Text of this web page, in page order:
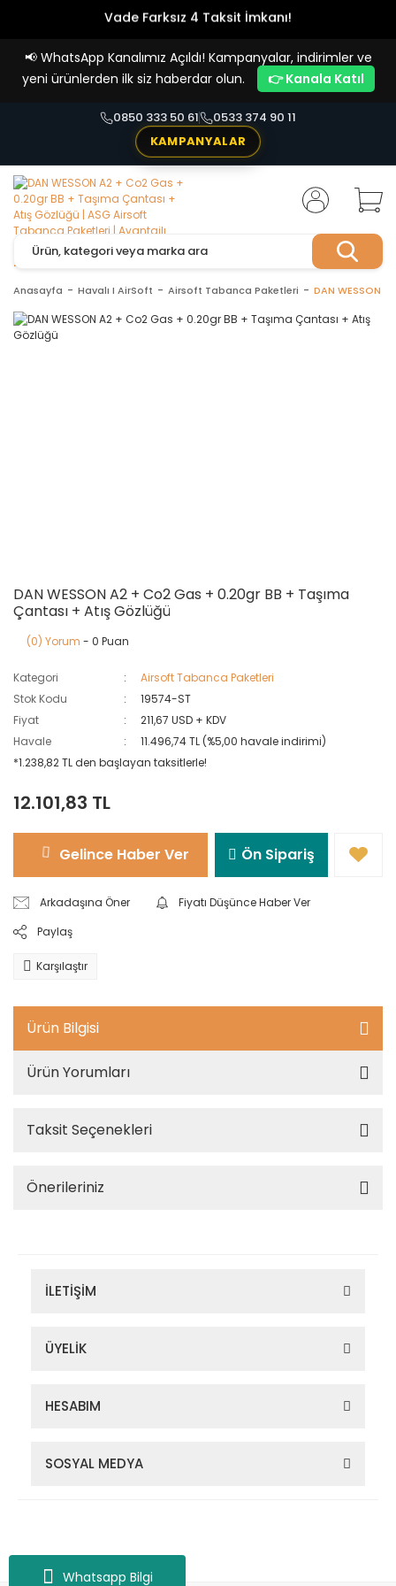
Whatsapp Bilgi
Vade Farksız 4 Taksit İmkanı!
📢 WhatsApp Kanalımız Açıldı! Kampanyalar, indirimler ve
yeni ürünlerden ilk siz haberdar olun.
👉 Kanala Katıl
0850 333 50 61
0533 374 90 11
KAMPANYALAR
Anasayfa Havalı I AirSoft Airsoft Tabanca Paketleri DAN WESSON
DAN WESSON A2 + Co2 Gas + 0.20gr BB + Taşıma
Çantası + Atış Gözlüğü
(0) Yorum - 0 Puan
Kategori
Airsoft Tabanca Paketleri
Stok Kodu
19574-ST
Fiyat
211,67 USD + KDV
Havale
11.496,74 TL (%5,00 havale indirimi)
*1.238,82 TL den başlayan taksitlerle!
12.101,83 TL
Gelince Haber Ver Ön Sipariş
Arkadaşına Öner
Fiyatı Düşünce Haber Ver
Paylaş
Karşılaştır
Ürün Bilgisi
Ürün Yorumları
Taksit Seçenekleri
Önerileriniz
İLETİŞİM
ÜYELİK
HESABIM
SOSYAL MEDYA